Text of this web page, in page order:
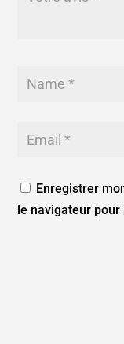
Enregistrer
le navigateur